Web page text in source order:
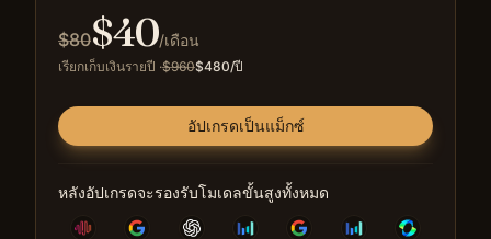
$80$40/เดือน
เรียกเก็บเงินรายปี ·$960$480/ปี
อัปเกรดเป็นแม็กซ์
หลังอัปเกรดจะรองรับโมเดลขั้นสูงทั้งหมด